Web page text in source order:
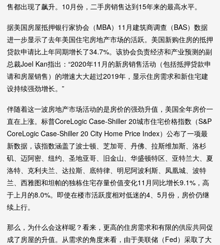
售都出现了飙升。10月份，二手房销售达到15年来的最高水平。
据美国房屋抵押银行家协会（MBA）11月建筑商调查（BAS）数据
进一步显示了去年美国住宅房地产市场的活跃。美国新购住房的抵押
贷款申请比上年同期增长了34.7%。该协会负责经济和产业预测的副
总裁Joel Kan指出：“2020年11月的新房销售活动（包括抵押贷款申
请和房屋销售）的增速大大超过2019年，显示住房需求和新住宅建
设持续强劲增长。”
伴随着这一波房地产市场活动的是房价的强劲升值，美国全年房价一
直在上涨。标普CoreLogic Case-Shiller 20城市住宅价格指数（S&P
CoreLogic Case-Shiller 20 City Home Price Index）公布了一项最
新数据，该指数涵盖了波士顿、芝加哥、丹佛、拉斯维加斯、洛杉
矶、迈阿密、纽约、圣地亚哥、旧金山、华盛顿特区、亚特兰大、夏
洛特、克利夫兰、达拉斯、底特律、明尼阿波利斯、凤凰城、波特
兰、西雅图和坦帕的独栋住宅存量价值变化11月同比增长9.1%，高
于上月的8.0%。即使在楼市活跃度相对低迷的4、5月份，房价仍继
续上行。
那么，为什么会这样呢？看来，更高的住房需求和有限的供应共同促
成了房屋的升值。从需求的角度来看，由于美联储（Fed）采取了大